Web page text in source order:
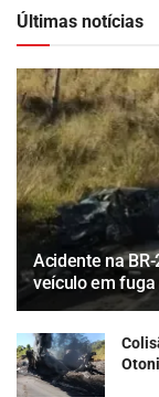
Últimas notícias
Acidente na
veículo em